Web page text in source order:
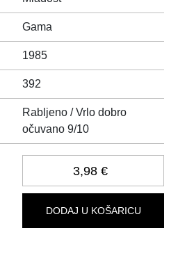
Gama
1985
392
Rabljeno / Vrlo dobro
očuvano 9/10
3,98 €
DODAJ U KOŠARICU